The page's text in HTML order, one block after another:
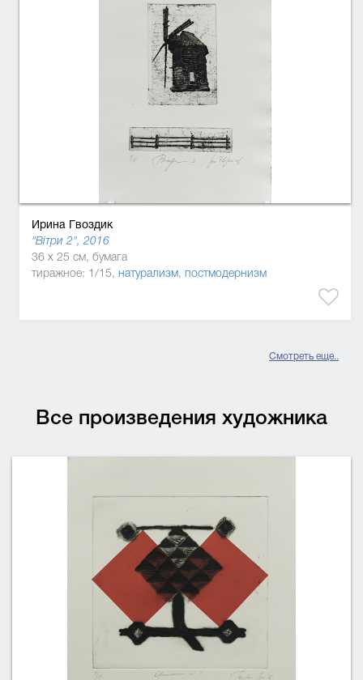
Ирина Гвоздик
"Вітри 2", 2016
36 x 25 см, бумага
тиражное: 1/15, натурализм, постмодернизм
Смотреть еще..
Все произведения художника